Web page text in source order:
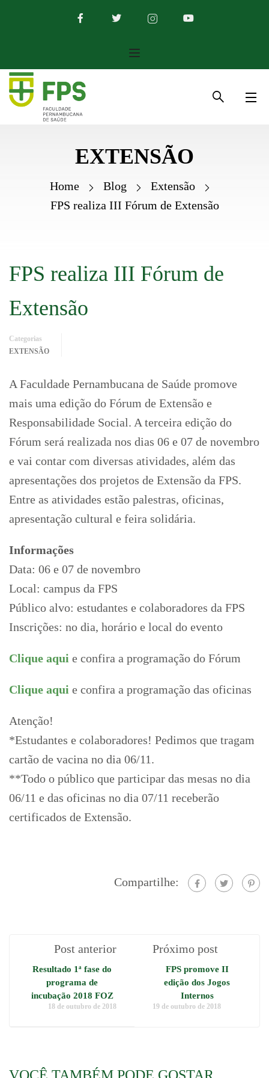
EXTENSÃO
Home Blog
Extensão
FPS realiza III Fórum de Extensão
FPS realiza III Fórum de
Extensão
Categorias
EXTENSÃO
A Faculdade Pernambucana de Saúde promove
mais uma edição do Fórum de Extensão e
Responsabilidade Social. A terceira edição do
Fórum será realizada nos dias 06 e 07 de novembro
e vai contar com diversas atividades, além das
apresentações dos projetos de Extensão da FPS.
Entre as atividades estão palestras, oficinas,
apresentação cultural e feira solidária.
Informações
Data: 06 e 07 de novembro
Local: campus da FPS
Público alvo: estudantes e colaboradores da FPS
Inscrições: no dia, horário e local do evento
Clique aqui e confira a programação do Fórum
Clique aqui e confira a programação das oficinas
Atenção!
*Estudantes e colaboradores! Pedimos que tragam
cartão de vacina no dia 06/11.
**Todo o público que participar das mesas no dia
06/11 e das oficinas no dia 07/11 receberão
certificados de Extensão.
Compartilhe:
Post anterior
Resultado 1ª fase do
programa de
incubação 2018 FOZ
18 de outubro de 2018
Próximo post
FPS promove II
edição dos Jogos
Internos
19 de outubro de 2018